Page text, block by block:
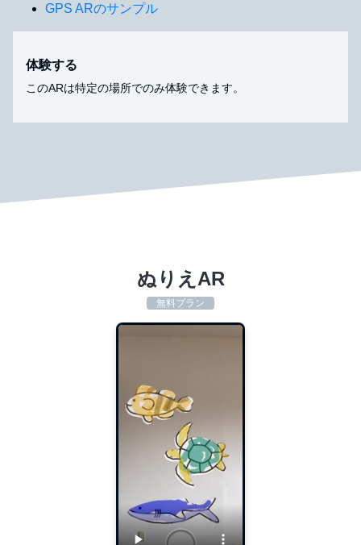
GPS ARのサンプル
体験する
このARは特定の場所でのみ体験できます。
ぬりえAR
無料プラン